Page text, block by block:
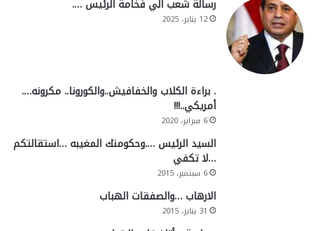
رسالة شعب الي فخامة الرئيس ….
12 يناير، 2025
. براءة الكلاب والخفافيش..والكورونا.. مكرونه….
أمريكي..!!!
6 فبراير، 2020
السيد الرئيس ….وحكومتك المغيبه …استقالتكم
…لا تكفي
6 سبتمبر، 2015
الارهاب …والصفقات الهباب
31 يناير، 2015